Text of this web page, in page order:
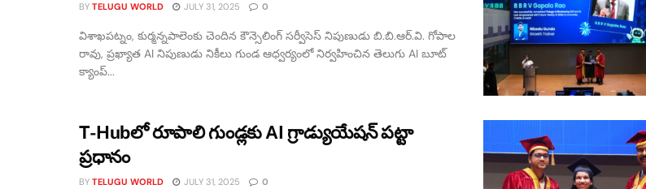
BY TELUGU WORLD JULY 31, 2025 0
విశాఖపట్నం, కుర్మన్నపాలెంకు చెందిన కౌన్సెలింగ్ సర్వీసెస్ నిపుణుడు బి.బి.ఆర్.వి. గోపాల
రావు, ప్రఖ్యాత AI నిపుణుడు నికీలు గుండ ఆధ్వర్యంలో నిర్వహించిన తెలుగు AI బూట్
క్యాంప్...
T-Hubలో రూపాలి గుండ్లకు AI గ్రాడ్యుయేషన్ పట్టా
ప్రధానం
BY TELUGU WORLD JULY 31, 2025 0